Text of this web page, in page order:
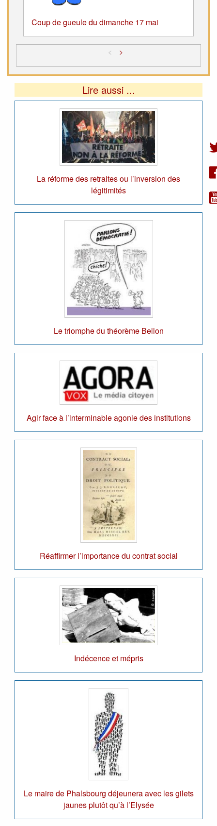
Coup de gueule du dimanche 17 mai
< >
Lire aussi ...
La réforme des retraites ou l’inversion des
légitimités
Le triomphe du théorème Bellon
Agir face à l’interminable agonie des institutions
Réaffirmer l’importance du contrat social
Indécence et mépris
Le maire de Phalsbourg déjeunera avec les gilets
jaunes plutôt qu’à l’Elysée